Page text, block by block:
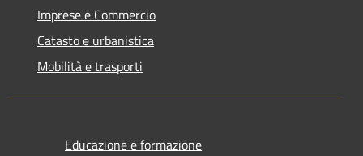
Imprese e Commercio
Catasto e urbanistica
Mobilità e trasporti
Educazione e formazione